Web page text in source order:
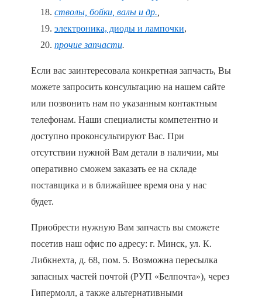
стволы, бойки, валы и др.
электроника, диоды и лампочки,
прочие запчасти.
Если вас заинтересовала конкретная запчасть, Вы
можете запросить консультацию на нашем сайте
или позвонить нам по указанным контактным
телефонам. Наши специалисты компетентно и
доступно проконсультируют Вас. При
отсутствии нужной Вам детали в наличии, мы
оперативно сможем заказать ее на складе
поставщика и в ближайшее время она у нас
будет.
Приобрести нужную Вам запчасть вы сможете
посетив наш офис по адресу: г. Минск, ул. К.
Либкнехта, д. 68, пом. 5. Возможна пересылка
запасных частей почтой (РУП «Белпочта»), через
Гипермолл, а также альтернативными